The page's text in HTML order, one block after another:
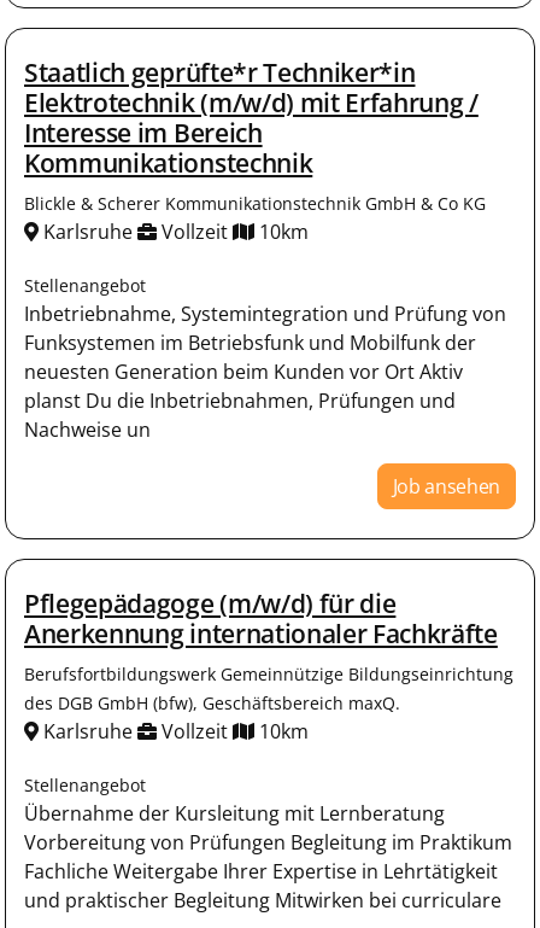
Staatlich geprüfte*r Techniker*in
Elektrotechnik (m/w/d) mit Erfahrung /
Interesse im Bereich
Kommunikationstechnik
Blickle & Scherer Kommunikationstechnik GmbH & Co KG
Karlsruhe Vollzeit 10km
Stellenangebot
Inbetriebnahme, Systemintegration und Prüfung von
Funksystemen im Betriebsfunk und Mobilfunk der
neuesten Generation beim Kunden vor Ort Aktiv
planst Du die Inbetriebnahmen, Prüfungen und
Nachweise un
Job ansehen
Pflegepädagoge (m/w/d) für die
Anerkennung internationaler Fachkräfte
Berufsfortbildungswerk Gemeinnützige Bildungseinrichtung
des DGB GmbH (bfw), Geschäftsbereich maxQ.
Karlsruhe Vollzeit 10km
Stellenangebot
Übernahme der Kursleitung mit Lernberatung
Vorbereitung von Prüfungen Begleitung im Praktikum
Fachliche Weitergabe Ihrer Expertise in Lehrtätigkeit
und praktischer Begleitung Mitwirken bei curriculare